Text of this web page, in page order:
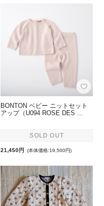
BONTON ベビー ニットセット
アップ（U094 ROSE DES …
SOLD OUT
21,450円 (本体価格:19,500円)